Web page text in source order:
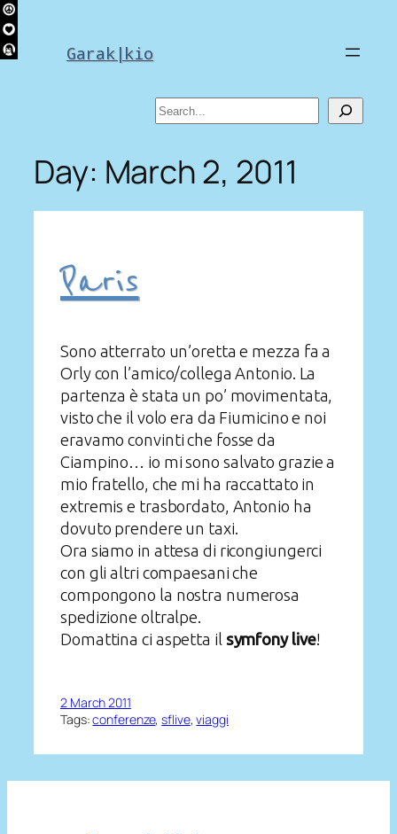
Skip
to
content Garak|kio
Search
Day: March 2, 2011
Paris
Sono atterrato un’oretta e mezza fa a
Orly con l’amico/collega Antonio. La
partenza è stata un po’ movimentata,
visto che il volo era da Fiumicino e noi
eravamo convinti che fosse da
Ciampino… io mi sono salvato grazie a
mio fratello, che mi ha raccattato in
extremis e trasbordato, Antonio ha
dovuto prendere un taxi.
Ora siamo in attesa di ricongiungerci
con gli altri compaesani che
compongono la nostra numerosa
spedizione oltralpe.
Domattina ci aspetta il symfony live!
2 March 2011
Tags:conferenze, sflive, viaggi